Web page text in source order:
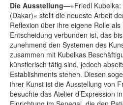
Die Ausstellung—»Friedl Kubelka:
(Dakar)« stellt die neueste Arbeit
Reflexion über ihre eigene Rolle
Entscheidung verbunden ist, das
zunehmend den Systemen des
zusammen mit Kubelkas
künstlerisch tätig sind, jedoch
Establishments stehen. Diesen
ihrer Kunst ist die Ausstellung von
besuchte das Atelier d’Expression